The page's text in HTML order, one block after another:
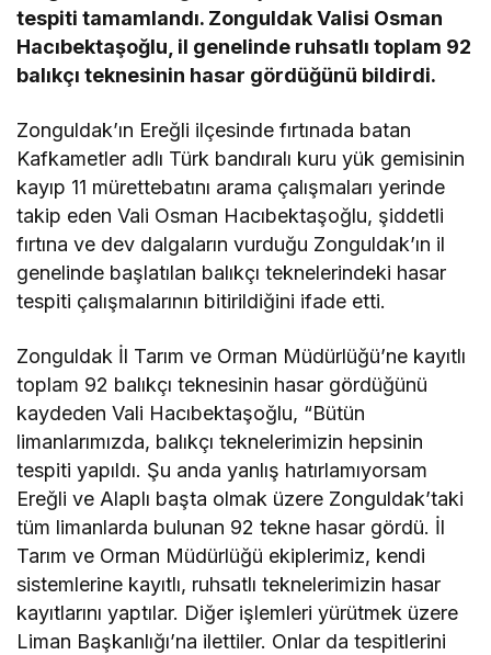
tespiti tamamlandı. Zonguldak Valisi Osman
Hacıbektaşoğlu, il genelinde ruhsatlı toplam 92
balıkçı teknesinin hasar gördüğünü bildirdi.
Zonguldak’ın Ereğli ilçesinde fırtınada batan
Kafkametler adlı Türk bandıralı kuru yük gemisinin
kayıp 11 mürettebatını arama çalışmaları yerinde
takip eden Vali Osman Hacıbektaşoğlu, şiddetli
fırtına ve dev dalgaların vurduğu Zonguldak’ın il
genelinde başlatılan balıkçı teknelerindeki hasar
tespiti çalışmalarının bitirildiğini ifade etti.
Zonguldak İl Tarım ve Orman Müdürlüğü’ne kayıtlı
toplam 92 balıkçı teknesinin hasar gördüğünü
kaydeden Vali Hacıbektaşoğlu, “Bütün
limanlarımızda, balıkçı teknelerimizin hepsinin
tespiti yapıldı. Şu anda yanlış hatırlamıyorsam
Ereğli ve Alaplı başta olmak üzere Zonguldak’taki
tüm limanlarda bulunan 92 tekne hasar gördü. İl
Tarım ve Orman Müdürlüğü ekiplerimiz, kendi
sistemlerine kayıtlı, ruhsatlı teknelerimizin hasar
kayıtlarını yaptılar. Diğer işlemleri yürütmek üzere
Liman Başkanlığı’na ilettiler. Onlar da tespitlerini